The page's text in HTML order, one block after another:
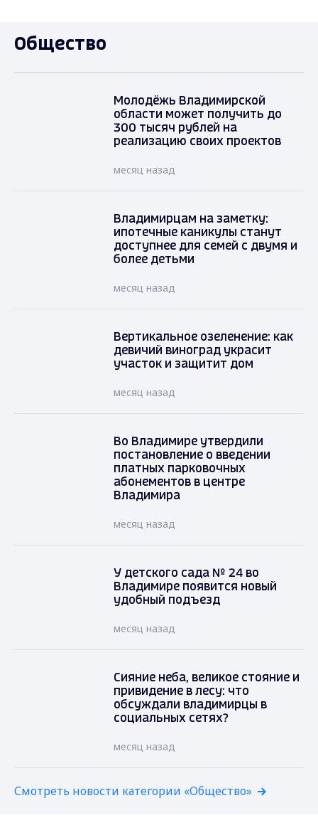
Общество
Молодёжь Владимирской
области может получить до
300 тысяч рублей на
реализацию своих проектов
месяц назад
Владимирцам на заметку:
ипотечные каникулы станут
доступнее для семей с двумя и
более детьми
месяц назад
Вертикальное озеленение: как
девичий виноград украсит
участок и защитит дом
месяц назад
Во Владимире утвердили
постановление о введении
платных парковочных
абонементов в центре
Владимира
месяц назад
У детского сада № 24 во
Владимире появится новый
удобный подъезд
месяц назад
Сияние неба, великое стояние и
привидение в лесу: что
обсуждали владимирцы в
социальных сетях?
месяц назад
Смотреть новости категории «Общество»